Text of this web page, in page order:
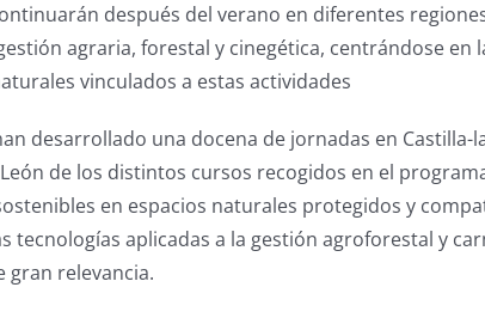
después del verano en diferentes
agraria, forestal y cinegética, centrándose en
vinculados a estas actividades
desarrollado una docena de jornadas en Castilla-
de los distintos cursos recogidos en el
en espacios naturales protegidos y
tecnologías aplicadas a la gestión agroforestal y
gran relevancia.